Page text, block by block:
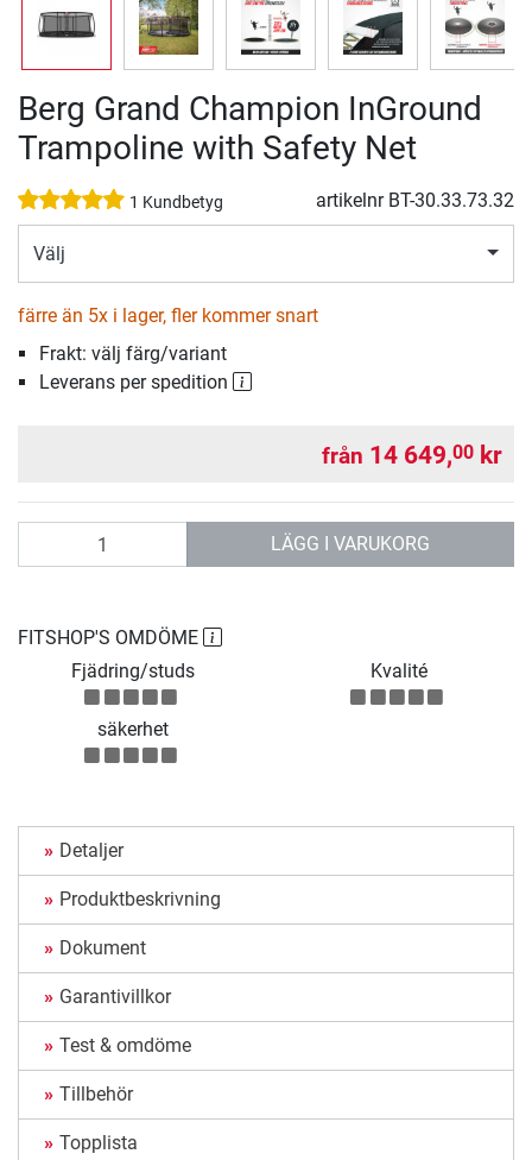
Berg Grand Champion InGround
Trampoline with Safety Net
1 Kundbetyg artikelnr BT-30.33.73.32
Välj
färre än 5x i lager, fler kommer snart
Frakt: välj färg/variant
Leverans per spedition
från 14 649,00 kr
LÄGG I VARUKORG
FITSHOP'S OMDÖME
Fjädring/studs
Kvalité
säkerhet
Detaljer
Produktbeskrivning
Dokument
Garantivillkor
Test & omdöme
Tillbehör
Topplista